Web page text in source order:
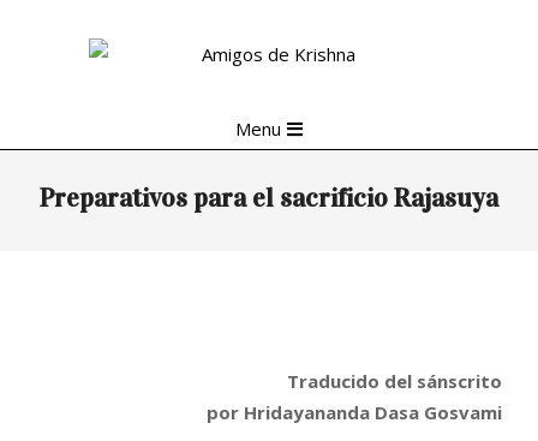
Navigation
Menu
Menu
Preparativos para el sacrificio Rajasuya
Traducido del sánscrito
por Hridayananda Dasa Gosvami